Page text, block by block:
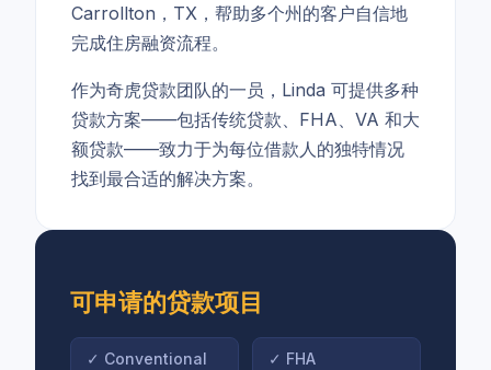
Carrollton，TX，帮助多个州的客户自信地
完成住房融资流程。
作为奇虎贷款团队的一员，Linda 可提供多种
贷款方案——包括传统贷款、FHA、VA 和大
额贷款——致力于为每位借款人的独特情况
找到最合适的解决方案。
可申请的贷款项目
✓ Conventional ✓ FHA